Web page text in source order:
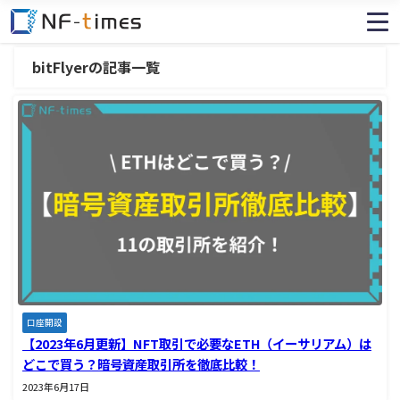
bitFlyerの記事一覧
口座開設
【2023年6月更新】NFT取引で必要なETH（イーサリアム）は
どこで買う？暗号資産取引所を徹底比較！
2023年6月17日